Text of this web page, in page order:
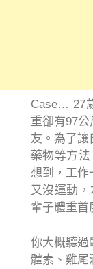
Case… 27
重卻有97
友。為了讓
藥物等方
想到，工作
又沒運動
輩子體重首
你大概聽過
體素、雞